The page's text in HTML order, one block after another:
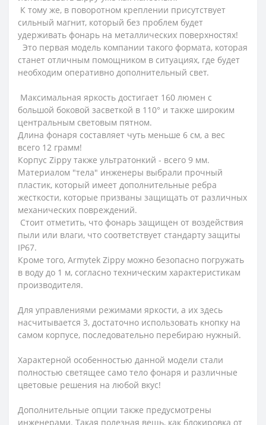
К тому же, в поворотном креплении присутствует
сильный магнит, который без проблем будет
удерживать фонарь на металлических поверхностях!
Это первая модель компании такого формата, которая
станет отличным помощником в ситуациях, где будет
необходим оперативно дополнительный свет.
Максимальная яркость достигает 160 люмен с
большой боковой засветкой в 110° и также широким
центральным световым пятном.
Длина фонаря составляет чуть меньше 6 см, а вес
всего 12 грамм!
Корпус Zippy также ультратонкий - всего 9 мм.
Материалом "тела" инженеры выбрали прочный
пластик, который имеет дополнительные ребра
жесткости, которые призваны защищать от различных
механических повреждений.
Стоит отметить, что фонарь защищен от воздействия
пыли или влаги, что соответствует стандарту защиты
IP67.
Кроме того, Armytek Zippy можно безопасно погружать
в воду до 1 м, согласно техническим характеристикам
производителя.
Для управлениями режимами яркости, а их здесь
насчитывается 3, достаточно использовать кнопку на
самом корпусе, последовательно перебираю нужный.
Характерной особенностью данной модели стали
полностью светящее само тело фонаря и различные
цветовые решения на любой вкус!
Дополнительные опции также предусмотрены
инженерами. Такая полезная вещь, как блокировка от